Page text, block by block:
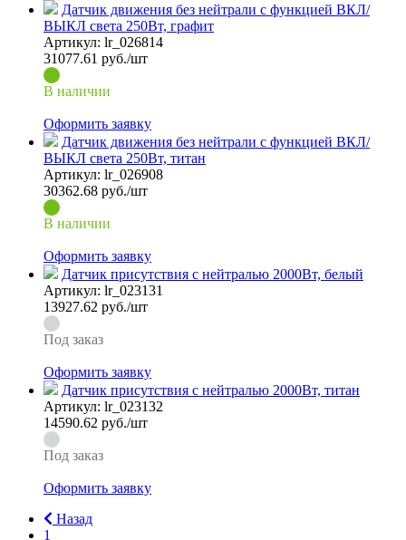
Датчик движения без нейтрали с функцией ВКЛ/
ВЫКЛ света 250Вт, графит
Артикул: lr_026814
31077.61 руб./шт
В наличии
Оформить заявку
Датчик движения без нейтрали с функцией ВКЛ/
ВЫКЛ света 250Вт, титан
Артикул: lr_026908
30362.68 руб./шт
В наличии
Оформить заявку
Датчик присутствия с нейтралью 2000Вт, белый
Артикул: lr_023131
13927.62 руб./шт
Под заказ
Оформить заявку
Датчик присутствия с нейтралью 2000Вт, титан
Артикул: lr_023132
14590.62 руб./шт
Под заказ
Оформить заявку
Назад
1